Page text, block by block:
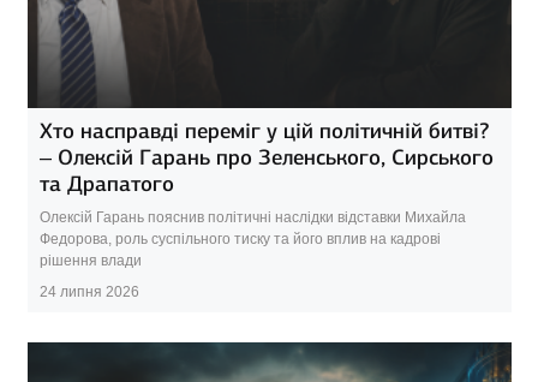
Хто насправді переміг у цій політичній битві?
– Олексій Гарань про Зеленського, Сирського
та Драпатого
Олексій Гарань пояснив політичні наслідки відставки Михайла
Федорова, роль суспільного тиску та його вплив на кадрові
рішення влади
24 липня 2026